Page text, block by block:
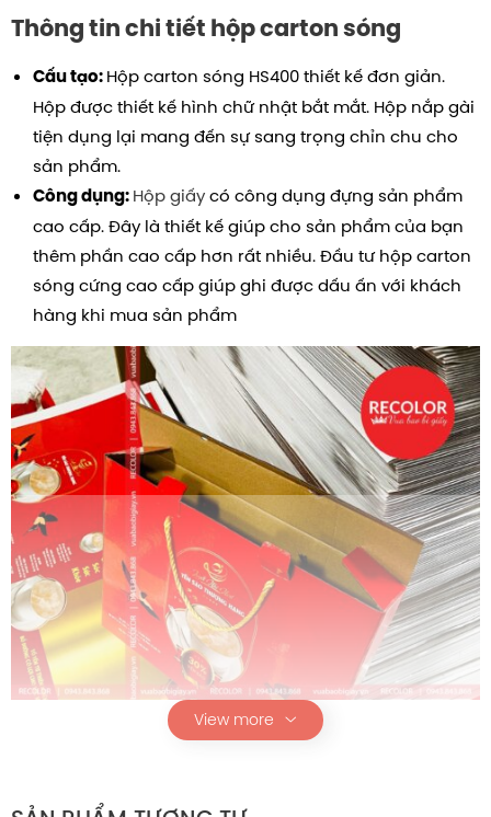
Thông tin chi tiết hộp carton sóng
Cấu tạo: Hộp carton sóng HS400 thiết kế đơn giản.
Hộp được thiết kế hình chữ nhật bắt mắt. Hộp nắp gài
tiện dụng lại mang đến sự sang trọng chỉn chu cho
sản phẩm.
Công dụng: Hộp giấycó công dụng đựng sản phẩm
cao cấp. Đây là thiết kế giúp cho sản phẩm của bạn
thêm phần cao cấp hơn rất nhiều. Đầu tư hộp carton
sóng cứng cao cấp giúp ghi được dấu ấn với khách
hàng khi mua sản phẩm
View more